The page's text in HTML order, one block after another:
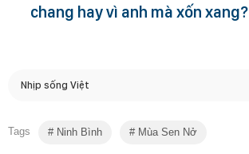
chang hay vì anh mà xốn xang?
Nhịp sống Việt
Tags Ninh Bình Mùa Sen Nở